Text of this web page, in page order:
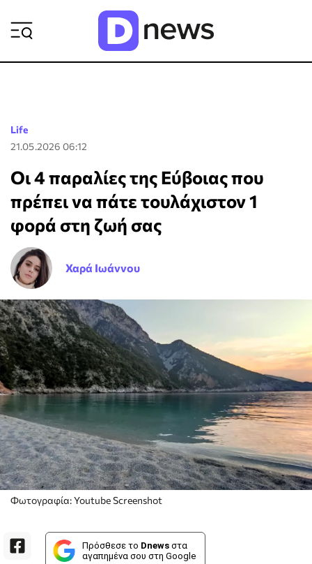
Life
21.05.2026 06:12
Οι 4 παραλίες της Εύβοιας που
πρέπει να πάτε τουλάχιστον 1
φορά στη ζωή σας
Χαρά Ιωάννου
Φωτογραφία: Youtube Screenshot
Πρόσθεσε το Dnews στα
αγαπημένα σου στη Google